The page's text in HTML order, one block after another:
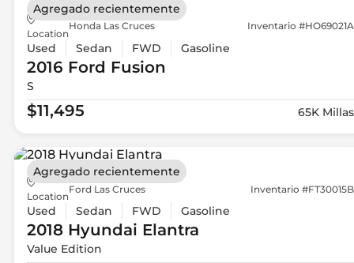
Location
Honda Las Cruces Inventario #HO69021A
Used Sedan FWD Gasoline
2016 Ford Fusion
S
$11,495 65K Millas
Agregado recientemente
Location
Ford Las Cruces Inventario #FT30015B
Used Sedan FWD Gasoline
2018 Hyundai Elantra
Value Edition
Agregado recientemente